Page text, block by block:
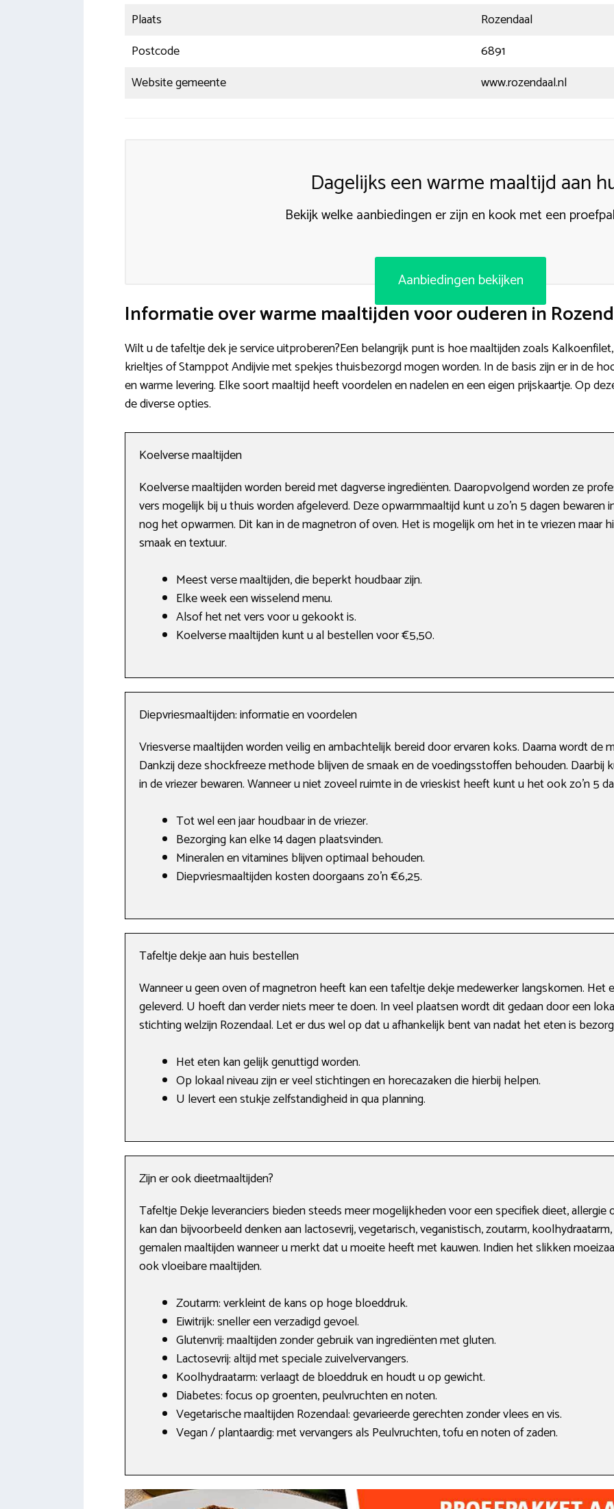
Plaats
Rozendaal
Postcode
6891
Website gemeente
www.rozendaal.nl
Dagelijks een warme maaltijd aan
Bekijk welke aanbiedingen er zijn en kook met een
Aanbiedingen bekijken
Informatie over warme maaltijden voor ouderen in
Wilt u de tafeltje dek je service uitproberen?Een belangrijk punt is hoe maaltijden zoals
krieltjes of Stamppot Andijvie met spekjes thuisbezorgd mogen worden. In de basis zijn er in de
en warme levering. Elke soort maaltijd heeft voordelen en nadelen en een eigen prijskaartje. Op
de diverse opties.
Koelverse maaltijden
Koelverse maaltijden worden bereid met dagverse ingrediënten. Daaropvolgend worden ze
vers mogelijk bij u thuis worden afgeleverd. Deze opwarmmaaltijd kunt u zo’n 5 dagen bewaren
nog het opwarmen. Dit kan in de magnetron of oven. Het is mogelijk om het in te vriezen maar
smaak en textuur.
Meest verse maaltijden, die beperkt houdbaar zijn.
Elke week een wisselend menu.
Alsof het net vers voor u gekookt is.
Koelverse maaltijden kunt u al bestellen voor €5,50.
Diepvriesmaaltijden: informatie en voordelen
Vriesverse maaltijden worden veilig en ambachtelijk bereid door ervaren koks. Daarna wordt de
Dankzij deze shockfreeze methode blijven de smaak en de voedingsstoffen behouden. Daarbij
in de vriezer bewaren. Wanneer u niet zoveel ruimte in de vrieskist heeft kunt u het ook zo’n 5
Tot wel een jaar houdbaar in de vriezer.
Bezorging kan elke 14 dagen plaatsvinden.
Mineralen en vitamines blijven optimaal behouden.
Diepvriesmaaltijden kosten doorgaans zo’n €6,25.
Tafeltje dekje aan huis bestellen
Wanneer u geen oven of magnetron heeft kan een tafeltje dekje medewerker langskomen. Het
geleverd. U hoeft dan verder niets meer te doen. In veel plaatsen wordt dit gedaan door een
stichting welzijn Rozendaal. Let er dus wel op dat u afhankelijk bent van nadat het eten is
Het eten kan gelijk genuttigd worden.
Op lokaal niveau zijn er veel stichtingen en horecazaken die hierbij helpen.
U levert een stukje zelfstandigheid in qua planning.
Zijn er ook dieetmaaltijden?
Tafeltje Dekje leveranciers bieden steeds meer mogelijkheden voor een specifiek dieet, allergie
kan dan bijvoorbeeld denken aan lactosevrij, vegetarisch, veganistisch, zoutarm,
gemalen maaltijden wanneer u merkt dat u moeite heeft met kauwen. Indien het slikken
ook vloeibare maaltijden.
Zoutarm: verkleint de kans op hoge bloeddruk.
Eiwitrijk: sneller een verzadigd gevoel.
Glutenvrij: maaltijden zonder gebruik van ingrediënten met gluten.
Lactosevrij: altijd met speciale zuivelvervangers.
Koolhydraatarm: verlaagt de bloeddruk en houdt u op gewicht.
Diabetes: focus op groenten, peulvruchten en noten.
Vegetarische maaltijden Rozendaal: gevarieerde gerechten zonder vlees en vis.
Vegan / plantaardig: met vervangers als Peulvruchten, tofu en noten of zaden.